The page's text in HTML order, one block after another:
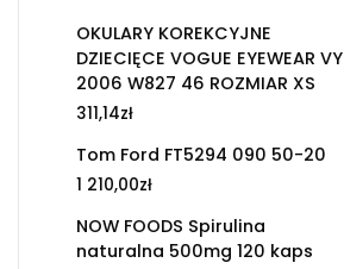
OKULARY KOREKCYJNE
DZIECIĘCE VOGUE EYEWEAR VY
2006 W827 46 ROZMIAR XS
311,14zł
Tom Ford FT5294 090 50-20
1 210,00zł
NOW FOODS Spirulina
naturalna 500mg 120 kaps